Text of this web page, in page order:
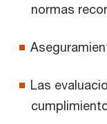
normas
Las